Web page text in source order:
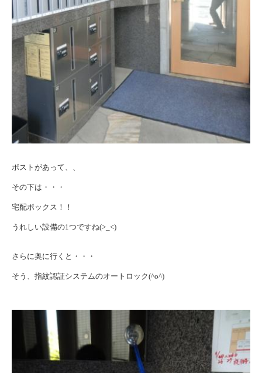
ポストがあって、、
その下は・・・
宅配ボックス！！
うれしい設備の1つですね(>_<)
さらに奥に行くと・・・
そう、指紋認証システムのオートロック(^o^)